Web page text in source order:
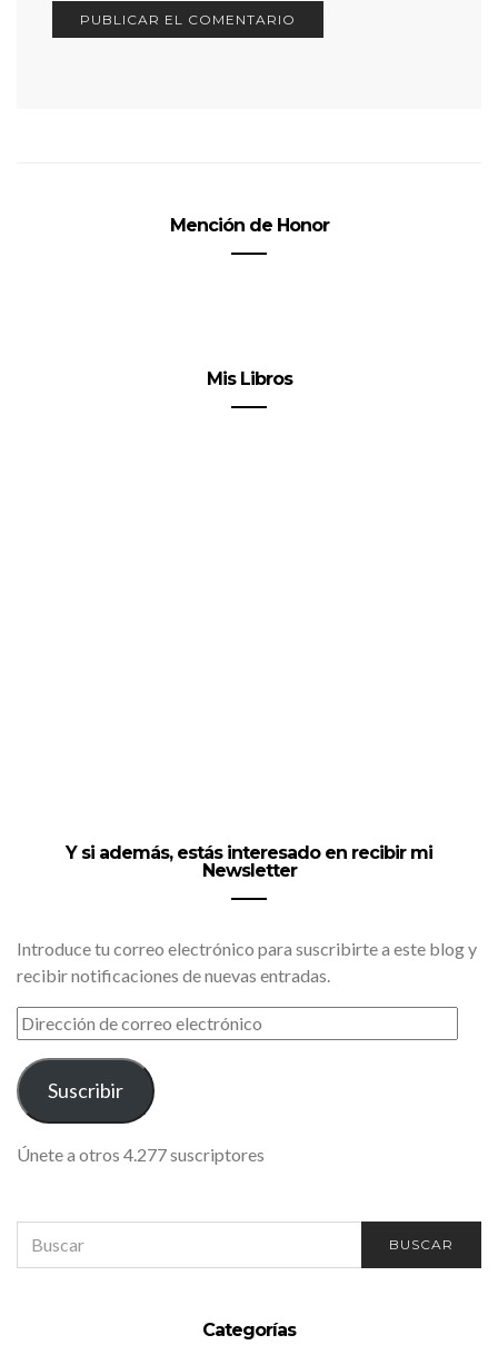
Mención de Honor
Mis Libros
Y si además, estás interesado en recibir mi
Newsletter
Introduce tu correo electrónico para suscribirte a este blog y
recibir notificaciones de nuevas entradas.
DIRECCIÓN
DE
CORREO
ELECTRÓNICO
Suscribir
Únete a otros 4.277 suscriptores
FOR:
BUSCAR
Categorías